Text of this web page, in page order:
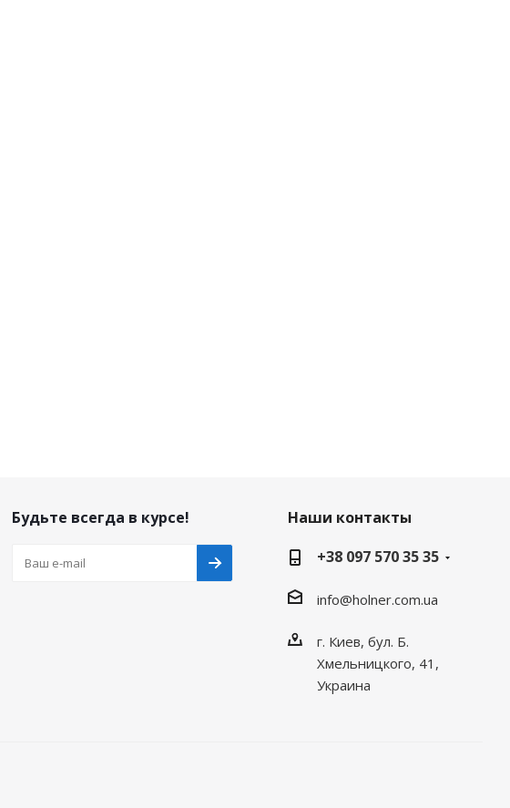
Будьте всегда в курсе!
Наши контакты
+38 097 570 35 35
info@holner.com.ua
г. Киев, бул. Б.
Хмельницкого, 41,
Украина